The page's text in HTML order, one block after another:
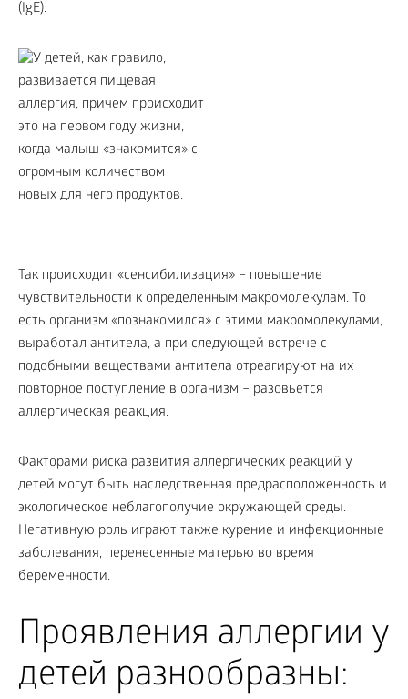
(IgE).
Так происходит «сенсибилизация» – повышение
чувствительности к определенным макромолекулам. То
есть организм «познакомился» с этими макромолекулами,
выработал антитела, а при следующей встрече с
подобными веществами антитела отреагируют на их
повторное поступление в организм – разовьется
аллергическая реакция.
Факторами риска развития аллергических реакций у
детей могут быть наследственная предрасположенность и
экологическое неблагополучие окружающей среды.
Негативную роль играют также курение и инфекционные
заболевания, перенесенные матерью во время
беременности.
Проявления аллергии у
детей разнообразны: